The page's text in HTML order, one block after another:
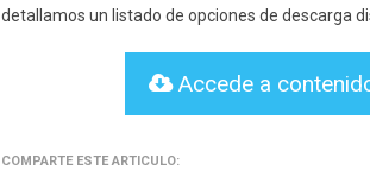
detallamos un listado de opciones de descarga
Accede a
COMPARTE ESTE ARTICULO: